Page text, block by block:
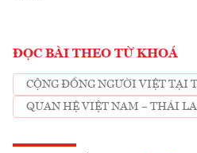
ĐỌC BÀI THEO TỪ KHOÁ
CỘNG ĐỒNG NGƯỜI VIỆT TẠI
QUAN HỆ VIỆT NAM – THÁI